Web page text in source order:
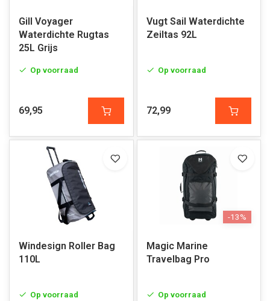
Gill Voyager
Waterdichte Rugtas
25L Grijs
Op voorraad
69,95
Vugt Sail Waterdichte
Zeiltas 92L
Op voorraad
72,99
Windesign Roller Bag
110L
Op voorraad
-13%
Magic Marine
Travelbag Pro
Op voorraad